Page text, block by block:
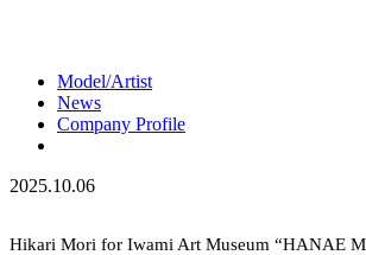
Model/Artist
News
Company Profile
2025.10.06
Hikari Mori for Iwami Art Museum “HANAE